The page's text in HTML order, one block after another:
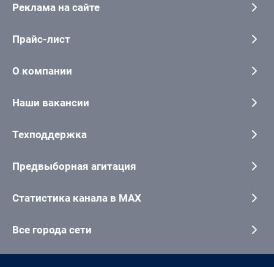
Реклама на сайте
Прайс-лист
О компании
Наши вакансии
Техподдержка
Предвыборная агитация
Статистика канала в MAX
Все города сети